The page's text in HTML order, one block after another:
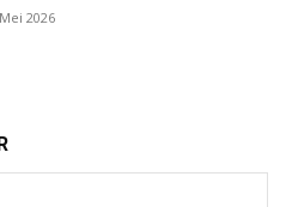
2026